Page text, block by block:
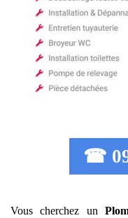
☎ 09
Vous cherchez un